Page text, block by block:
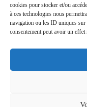
cookies pour stocker et/ou
à ces technologies nous
navigation ou les ID uniques sur
consentement peut avoir un
Vous souhaitez
Sur la boutique en
Offre réservée aux
distributeurs de